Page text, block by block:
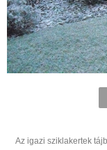
Az igazi sziklakertek